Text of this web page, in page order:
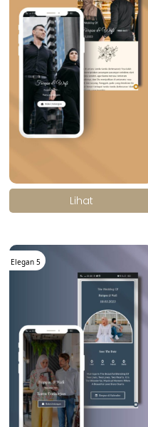
.
Lihat
Elegan 5